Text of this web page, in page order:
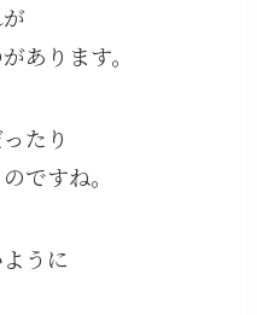
あります。
たり
ですね。
うに